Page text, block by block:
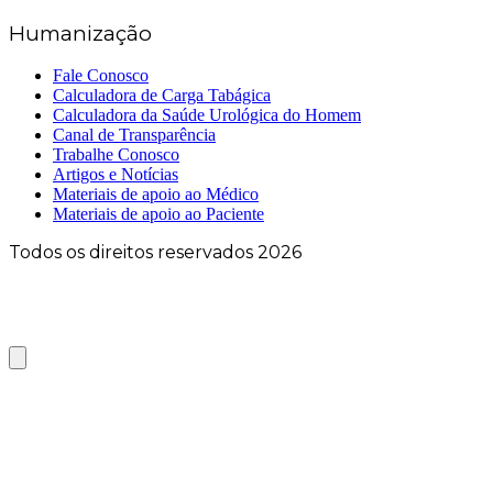
Humanização
Fale Conosco
Calculadora de Carga Tabágica
Calculadora da Saúde Urológica do Homem
Canal de Transparência
Trabalhe Conosco
Artigos e Notícias
Materiais de apoio ao Médico
Materiais de apoio ao Paciente
Todos os direitos reservados 2026